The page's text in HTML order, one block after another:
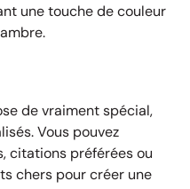
une touche de couleur
de vraiment spécial,
Vous pouvez
citations préférées ou
chers pour créer une